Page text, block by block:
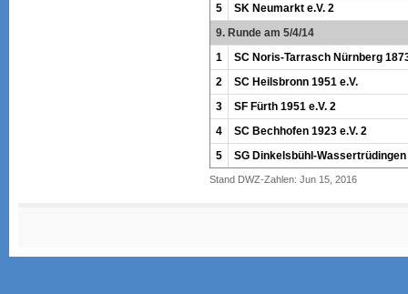
5
SK Neumarkt e.V. 2
9. Runde am 5/4/14
1
SC Noris-Tarrasch Nürnberg
2
SC Heilsbronn 1951 e.V.
3
SF Fürth 1951 e.V. 2
4
SC Bechhofen 1923 e.V. 2
5
SG Dinkelsbühl-Wassertrüdingen
Stand DWZ-Zahlen: Jun 15, 2016